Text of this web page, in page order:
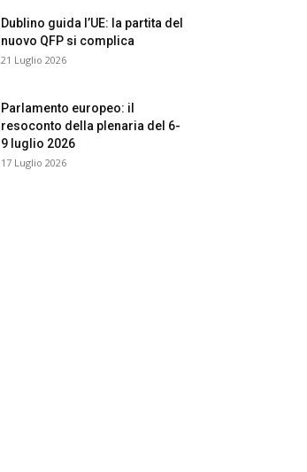
Dublino guida l’UE: la partita del
nuovo QFP si complica
21 Luglio 2026
Parlamento europeo: il
resoconto della plenaria del 6-
9 luglio 2026
17 Luglio 2026